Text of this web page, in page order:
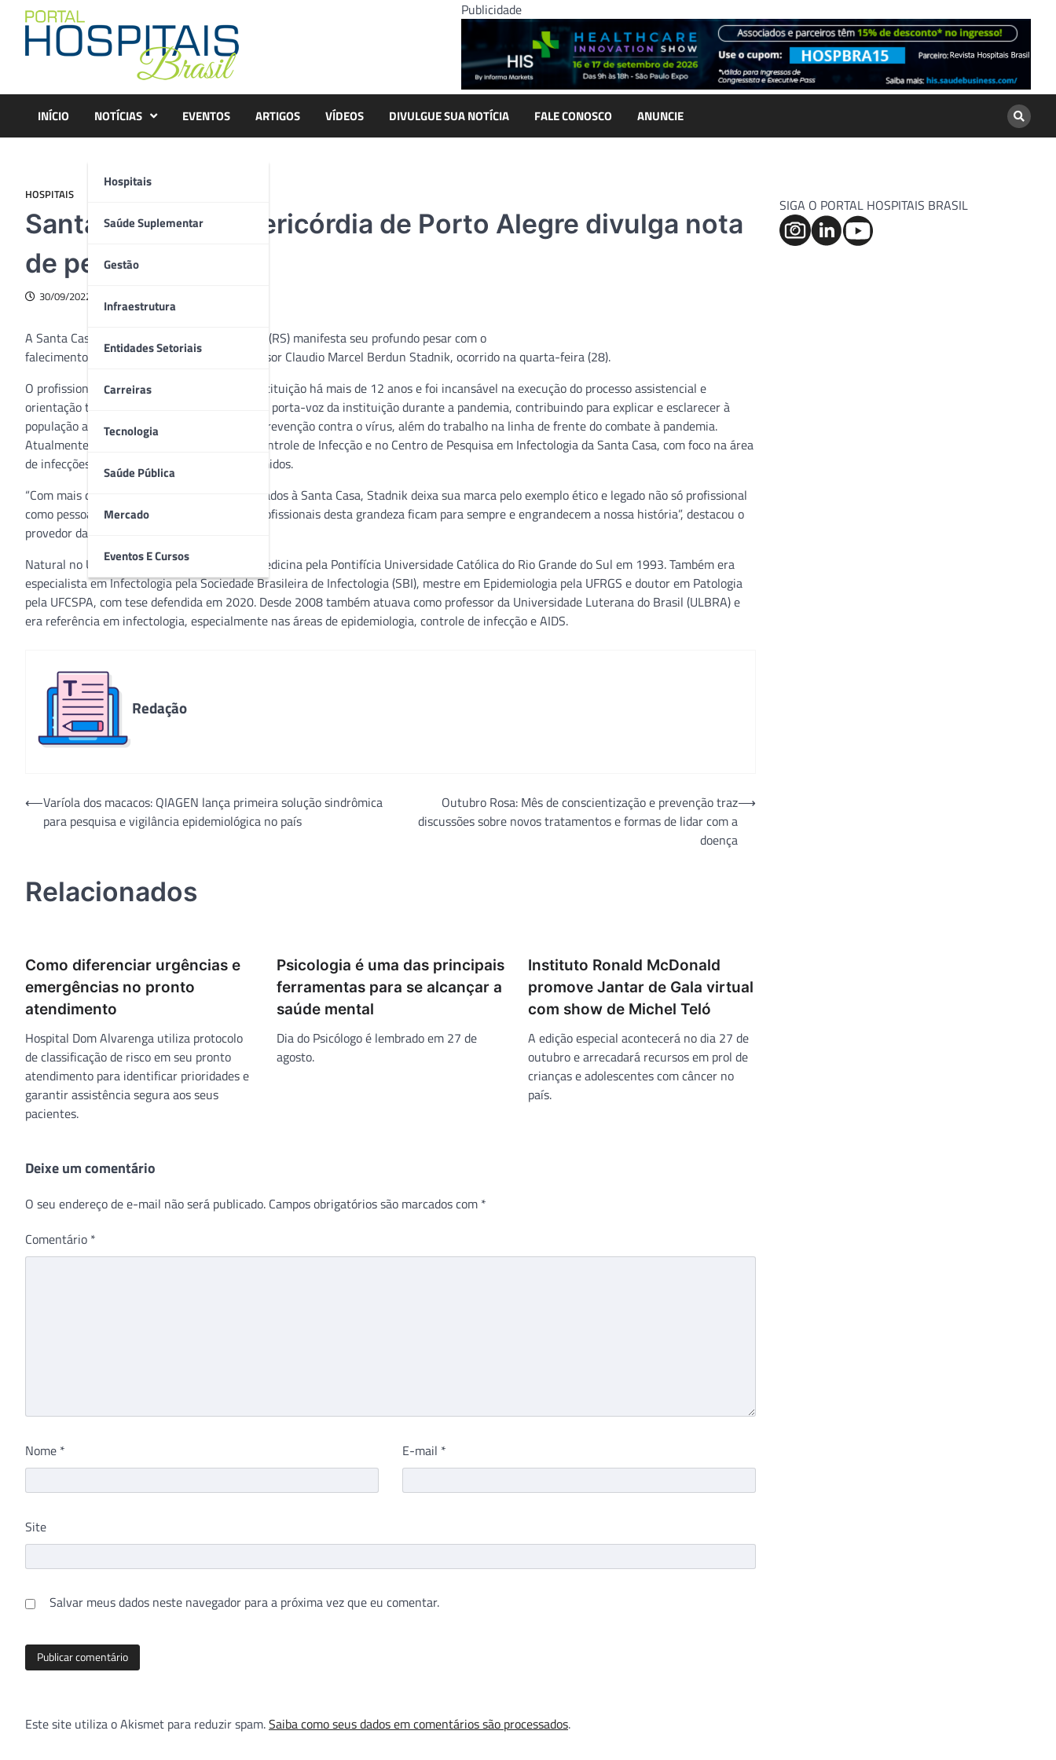
content
Publicidade
INÍCIO NOTÍCIAS
Hospitais
Saúde Suplementar
Gestão
Infraestrutura
Entidades Setoriais
Carreiras
Tecnologia
Saúde Pública
Mercado
Eventos E Cursos
EVENTOS ARTIGOS VÍDEOS DIVULGUE SUA NOTÍCIA FALE CONOSCO ANUNCIE
HOSPITAIS
Santa Casa de Misericórdia de Porto Alegre divulga nota
de pesar
30/09/2022
A Santa Casa de Misericórdia de Porto Alegre (RS) manifesta seu profundo pesar com o
falecimento do médico infectologista e professor Claudio Marcel Berdun Stadnik, ocorrido na quarta-feira (28).
O profissional integrava o corpo clínico da instituição há mais de 12 anos e foi incansável na execução do processo assistencial e
orientação técnica. Além disso, foi importante porta-voz da instituição durante a pandemia, contribuindo para explicar e esclarecer à
população as principais dúvidas e formas de prevenção contra o vírus, além do trabalho na linha de frente do combate à pandemia.
Atualmente, Stadnik atuava no Serviço de Controle de Infecção e no Centro de Pesquisa em Infectologia da Santa Casa, com foco na área
de infecções em transplantes e imunossuprimidos.
“Com mais de uma década de trabalhos dedicados à Santa Casa, Stadnik deixa sua marca pelo exemplo ético e legado não só profissional
como pessoal, sempre cordial e respeitoso. Profissionais desta grandeza ficam para sempre e engrandecem a nossa história”, destacou o
provedor da Santa Casa, Alfredo Englert.
Natural no Uruguai, Stadnik se formou em Medicina pela Pontifícia Universidade Católica do Rio Grande do Sul em 1993. Também era
especialista em Infectologia pela Sociedade Brasileira de Infectologia (SBI), mestre em Epidemiologia pela UFRGS e doutor em Patologia
pela UFCSPA, com tese defendida em 2020. Desde 2008 também atuava como professor da Universidade Luterana do Brasil (ULBRA) e
era referência em infectologia, especialmente nas áreas de epidemiologia, controle de infecção e AIDS.
Redação
Navegação
⟵Varíola dos macacos: QIAGEN lança primeira solução sindrômica
para pesquisa e vigilância epidemiológica no país
Outubro Rosa: Mês de conscientização e prevenção traz
discussões sobre novos tratamentos e formas de lidar com a
doença
⟶
Relacionados
Como diferenciar urgências e
emergências no pronto
atendimento
Hospital Dom Alvarenga utiliza protocolo
de classificação de risco em seu pronto
atendimento para identificar prioridades e
garantir assistência segura aos seus
pacientes.
Psicologia é uma das principais
ferramentas para se alcançar a
saúde mental
Dia do Psicólogo é lembrado em 27 de
agosto.
Instituto Ronald McDonald
promove Jantar de Gala virtual
com show de Michel Teló
A edição especial acontecerá no dia 27 de
outubro e arrecadará recursos em prol de
crianças e adolescentes com câncer no
país.
Deixe um comentário
O seu endereço de e-mail não será publicado. Campos obrigatórios são marcados com *
Comentário *
Nome * E-mail *
Site
Salvar meus dados neste navegador para a próxima vez que eu comentar.
Este site utiliza o Akismet para reduzir spam.Saiba como seus dados em comentários são processados.
SIGA O PORTAL HOSPITAIS BRASIL